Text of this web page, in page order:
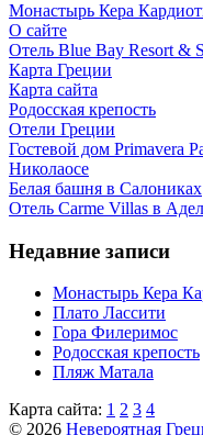
Монастырь Кера
О сайте
Отель Blue Bay Resort &
Карта Греции
Карта сайта
Родосская крепость
Отели Греции
Гостевой дом Primavera
Николаосе
Белая башня в Салониках
Отель Carme Villas в
Недавние записи
Монастырь Кера
Плато Лассити
Гора Филеримос
Родосская крепость
Пляж Матала
Карта сайта: 1 2 3 4
© 2026 Невероятная